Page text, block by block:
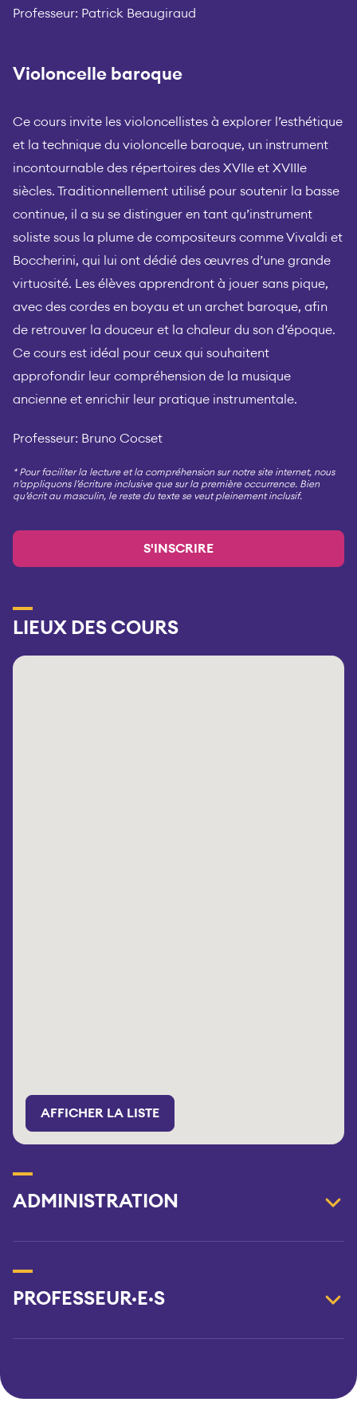
Professeur: Patrick Beaugiraud
Violoncelle baroque
Ce cours invite les violoncellistes à explorer l’esthétique
et la technique du violoncelle baroque, un instrument
incontournable des répertoires des XVIIe et XVIIIe
siècles. Traditionnellement utilisé pour soutenir la basse
continue, il a su se distinguer en tant qu’instrument
soliste sous la plume de compositeurs comme Vivaldi et
Boccherini, qui lui ont dédié des œuvres d’une grande
virtuosité. Les élèves apprendront à jouer sans pique,
avec des cordes en boyau et un archet baroque, afin
de retrouver la douceur et la chaleur du son d’époque.
Ce cours est idéal pour ceux qui souhaitent
approfondir leur compréhension de la musique
ancienne et enrichir leur pratique instrumentale.
Professeur: Bruno Cocset
* Pour faciliter la lecture et la compréhension sur notre site internet, nous
n’appliquons l’écriture inclusive que sur la première occurrence. Bien
qu’écrit au masculin, le reste du texte se veut pleinement inclusif.
S'INSCRIRE
LIEUX DES COURS
AFFICHER LA LISTE
ADMINISTRATION
PROFESSEUR·E·S